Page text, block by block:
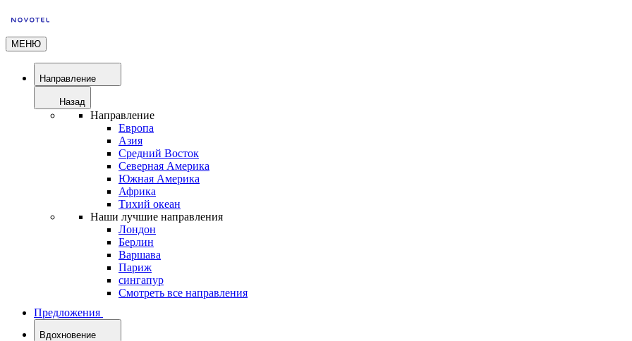
МЕНЮ
Направление
Назад
Направление
Европа
Азия
Средний Восток
Северная Америка
Южная Америка
Африка
Тихий океан
Наши лучшие направления
Лондон
Берлин
Варшава
Париж
сингапур
Смотреть все направления
Предложения
Вдохновение